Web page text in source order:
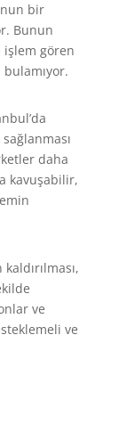
bir
Bunun
gören
daha
kavuşabilir,
ve
ve